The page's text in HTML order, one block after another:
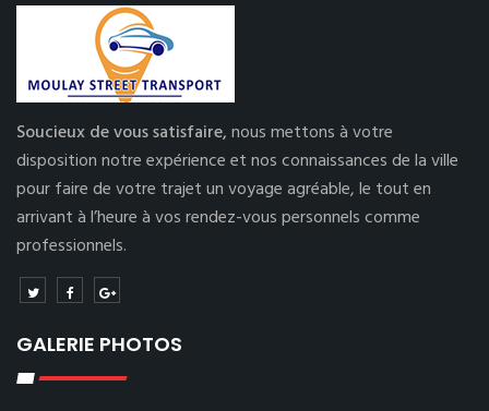
Soucieux de vous satisfaire,nous mettons à votre
disposition notre expérience et nos connaissances de la ville
pour faire de votre trajet un voyage agréable, le tout en
arrivant à l’heure à vos rendez-vous personnels comme
professionnels.
GALERIE PHOTOS